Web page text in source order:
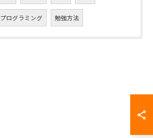
プログラミング 勉強方法